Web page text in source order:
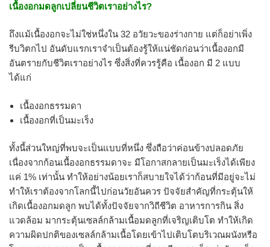
เนื้องอกมดลูกเปลี่ยนชีวิตเราอย่างไร?
ถึงแม้เนื้องอกจะไม่ใช่หนึ่งใน 32 อวัยวะของร่างกาย แต่ก็อย่าเพิ่ง
รีบวิตกไป อันดับแรกเราจำเป็นต้องรู้ให้แน่ชัดก่อนว่าเนื้องอกมี
อันตรายกับชีวิตเราอย่างไร ซึ่งสิ่งที่ควรรู้คือ เนื้องอก มี 2 แบบ
ได้แก่
เนื้องอกธรรมดา
เนื้องอกที่เป็นมะเร็ง
ทั้งนี้ส่วนใหญ่ที่พบจะเป็นแบบที่หนึ่ง ซึ่งถือว่าค่อนข้างปลอดภัย
เนื่องจากก้อนเนื้องอกธรรมดาจะ มีโอกาสกลายเป็นมะเร็งได้เพียง
แค่ 1% เท่านั้น ทำให้อย่างน้อยเราก็สบายใจได้ว่าก้อนที่มีอยู่จะไม่
ทำให้เราต้องจากโลกนี้ไปก่อนวัยอันควร ปัจจัยสำคัญที่กระตุ้นให้
เกิดเนื้องอกมดลูก พบได้ทั้งปัจจัยจากวิถีชีวิต อาหารการกิน สิ่ง
แวดล้อม มากระตุ้นเซลล์กล้ามเนื้อมดลูกที่เจริญเติบโต ทำให้เกิด
ความผิดปกติของเซลล์กล้ามเนื้อโดยเข้าไปเติบโตบริเวณผนังหรือ